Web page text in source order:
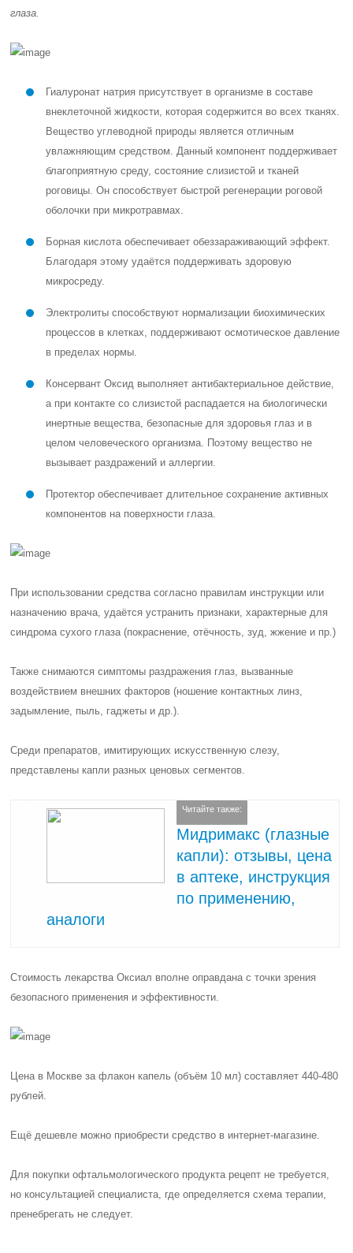
глаза.
Гиалуронат натрия присутствует в организме в составе
внеклеточной жидкости, которая содержится во всех тканях.
Вещество углеводной природы является отличным
увлажняющим средством. Данный компонент поддерживает
благоприятную среду, состояние слизистой и тканей
роговицы. Он способствует быстрой регенерации роговой
оболочки при микротравмах.
Борная кислота обеспечивает обеззараживающий эффект.
Благодаря этому удаётся поддерживать здоровую
микросреду.
Электролиты способствуют нормализации биохимических
процессов в клетках, поддерживают осмотическое давление
в пределах нормы.
Консервант Оксид выполняет антибактериальное действие,
а при контакте со слизистой распадается на биологически
инертные вещества, безопасные для здоровья глаз и в
целом человеческого организма. Поэтому вещество не
вызывает раздражений и аллергии.
Протектор обеспечивает длительное сохранение активных
компонентов на поверхности глаза.
При использовании средства согласно правилам инструкции или
назначению врача, удаётся устранить признаки, характерные для
синдрома сухого глаза (покраснение, отёчность, зуд, жжение и пр.)
Также снимаются симптомы раздражения глаз, вызванные
воздействием внешних факторов (ношение контактных линз,
задымление, пыль, гаджеты и др.).
Среди препаратов, имитирующих искусственную слезу,
представлены капли разных ценовых сегментов.
Читайте также:
Мидримакс (глазные
капли): отзывы, цена
в аптеке, инструкция
по применению,
аналоги
Стоимость лекарства Оксиал вполне оправдана с точки зрения
безопасного применения и эффективности.
Цена в Москве за флакон капель (объём 10 мл) составляет440-480
рублей.
Ещё дешевле можно приобрести средство в интернет-магазине.
Для покупки офтальмологического продукта рецепт не требуется,
но консультацией специалиста, где определяется схема терапии,
пренебрегать не следует.